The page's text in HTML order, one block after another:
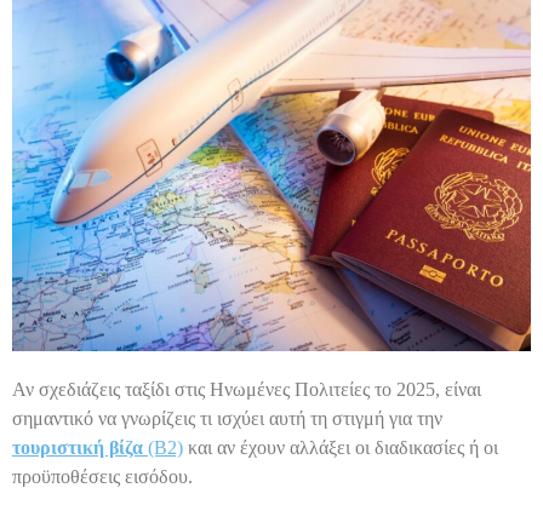
Αν σχεδιάζεις ταξίδι στις Ηνωμένες Πολιτείες το 2025, είναι
σημαντικό να γνωρίζεις τι ισχύει αυτή τη στιγμή για την
τουριστική βίζα (B2) και αν έχουν αλλάξει οι διαδικασίες ή οι
προϋποθέσεις εισόδου.